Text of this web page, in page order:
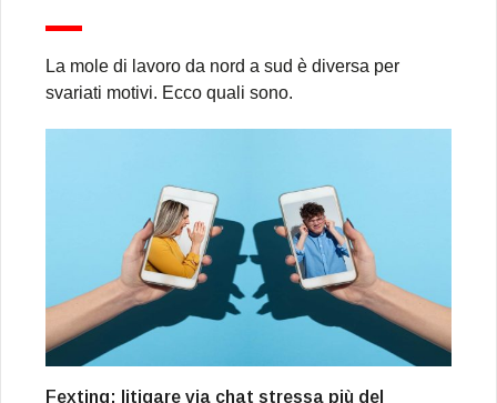
La mole di lavoro da nord a sud è diversa per
svariati motivi. Ecco quali sono.
Fexting: litigare via chat stressa più del